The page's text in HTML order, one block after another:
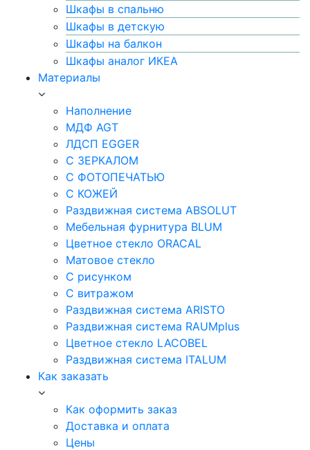
Шкафы в спальню
Шкафы в детскую
Шкафы на балкон
Шкафы аналог ИКЕА
Материалы
Наполнение
МДФ AGT
ЛДСП EGGER
С ЗЕРКАЛОМ
С ФОТОПЕЧАТЬЮ
С КОЖЕЙ
Раздвижная система ABSOLUT
Мебельная фурнитура BLUM
Цветное стекло ORACAL
Матовое стекло
C рисунком
C витражом
Раздвижная система ARISTO
Раздвижная система RAUMplus
Цветное стекло LACOBEL
Раздвижная система ITALUM
Как заказать
Как оформить заказ
Доставка и оплата
Цены